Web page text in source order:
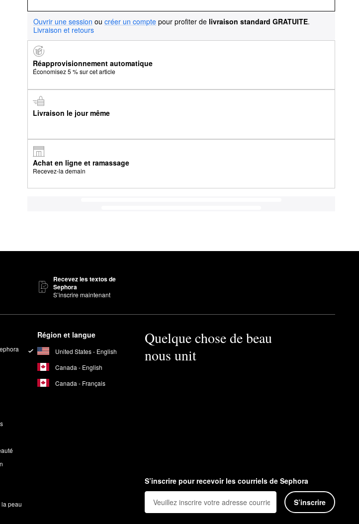
Ouvrir une session ou créer un compte pour profiter de livraison standard GRATUITE.
Livraison et retours
Réapprovisionnement automatique
Économisez 5 % sur cet article
Livraison le jour même
Achat en ligne et ramassage
Recevez-la demain
Recevez les textos de
Sephora
S’inscrire maintenant
peau
Région et langue
United States - English
Canada - English
Canada - Français
Quelque chose de beau
nous unit
S’inscrire pour recevoir les courriels de Sephora
S’inscrire